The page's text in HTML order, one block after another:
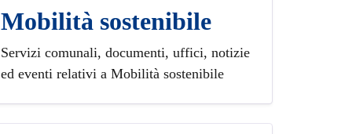
Mobilità sostenibile
Servizi comunali, documenti, uffici, notizie
ed eventi relativi a Mobilità sostenibile